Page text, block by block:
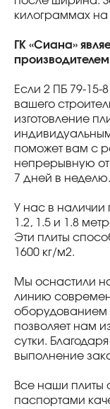
килограммах
ГК «Сиана»
Если 2 ПБ 79-15-
вашего
изготовление
поможет вам с
непрерывную
7 дней в неделю.
У нас в наличии
1.2, 1.5 и 1.8
Эти плиты
1600 кг/м2.
Мы оснастили
линию
оборудованием
позволяет нам
сутки.
выполнение
Все наши плиты
паспортами